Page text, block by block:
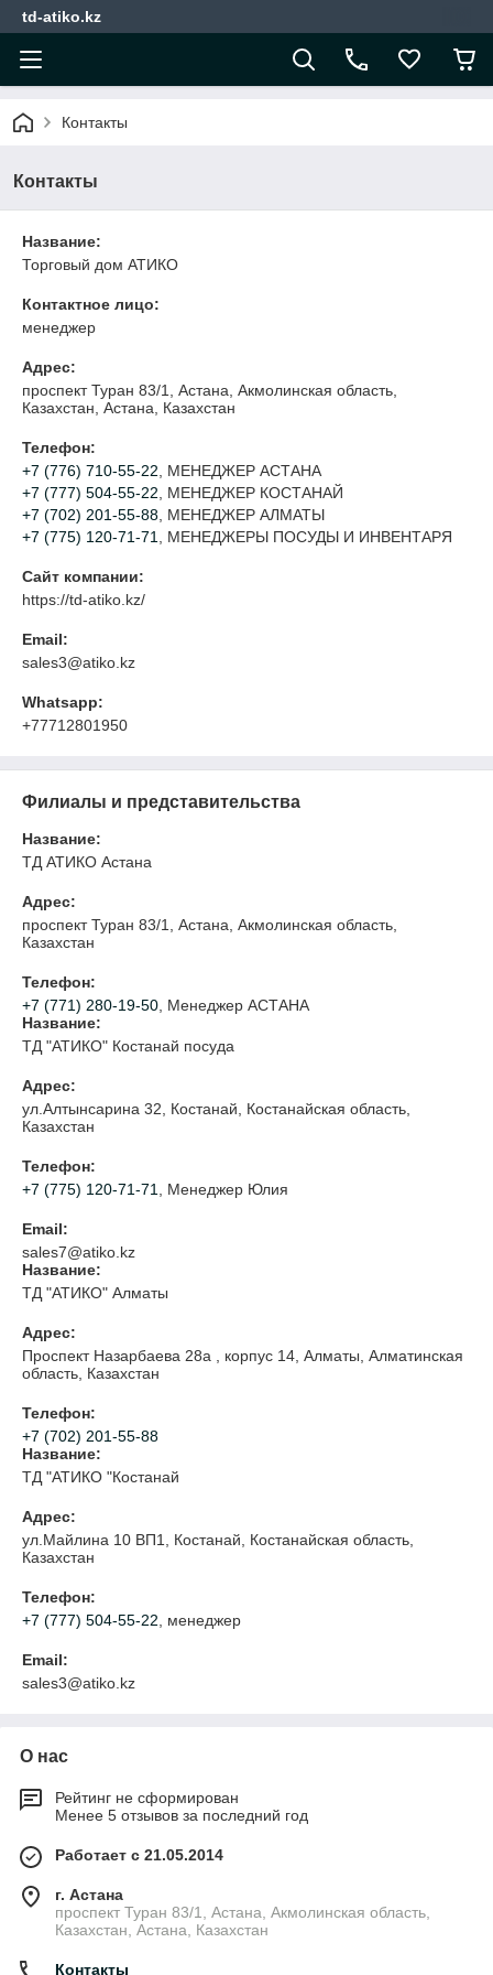
td-atiko.kz
Контакты
Контакты
Название:
Торговый дом АТИКО
Контактное лицо:
менеджер
Адрес:
проспект Туран 83/1, Астана, Акмолинская область,
Казахстан, Астана, Казахстан
Телефон:
+7 (776) 710-55-22 , МЕНЕДЖЕР АСТАНА
+7 (777) 504-55-22 , МЕНЕДЖЕР КОСТАНАЙ
+7 (702) 201-55-88 , МЕНЕДЖЕР АЛМАТЫ
+7 (775) 120-71-71
, МЕНЕДЖЕРЫ ПОСУДЫ И ИНВЕНТАРЯ
Сайт компании:
https://td-atiko.kz/
Email:
sales3@atiko.kz
Whatsapp:
+77712801950
Филиалы и представительства
Название:
ТД АТИКО Астана
Адрес:
проспект Туран 83/1, Астана, Акмолинская область,
Казахстан
Телефон:
+7 (771) 280-19-50 , Менеджер АСТАНА
Название:
ТД "АТИКО" Костанай посуда
Адрес:
ул.Алтынсарина 32, Костанай, Костанайская область,
Казахстан
Телефон:
+7 (775) 120-71-71
, Менеджер Юлия
Email:
sales7@atiko.kz
Название:
ТД "АТИКО" Алматы
Адрес:
Проспект Назарбаева 28а , корпус 14, Алматы, Алматинская
область, Казахстан
Телефон:
+7 (702) 201-55-88
Название:
ТД "АТИКО "Костанай
Адрес:
ул.Майлина 10 ВП1, Костанай, Костанайская область,
Казахстан
Телефон:
+7 (777) 504-55-22 , менеджер
Email:
sales3@atiko.kz
О нас
Рейтинг не сформирован
Менее 5 отзывов за последний год
Работает с 21.05.2014
г. Астана
проспект Туран 83/1, Астана, Акмолинская область,
Казахстан, Астана, Казахстан
Контакты